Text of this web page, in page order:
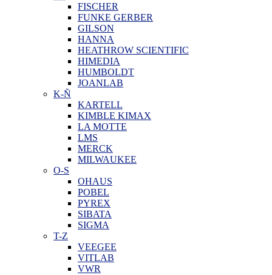
FISCHER
FUNKE GERBER
GILSON
HANNA
HEATHROW SCIENTIFIC
HIMEDIA
HUMBOLDT
JOANLAB
K-Ñ
KARTELL
KIMBLE KIMAX
LA MOTTE
LMS
MERCK
MILWAUKEE
O-S
OHAUS
POBEL
PYREX
SIBATA
SIGMA
T-Z
VEEGEE
VITLAB
VWR